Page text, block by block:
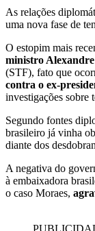
As relações
uma nova fase de
O estopim mais
ministro
(STF), fato que
contra o ex-
investigações sobre
Segundo fontes
brasileiro já vinha
diante dos
A negativa do
à embaixadora
o caso Moraes,